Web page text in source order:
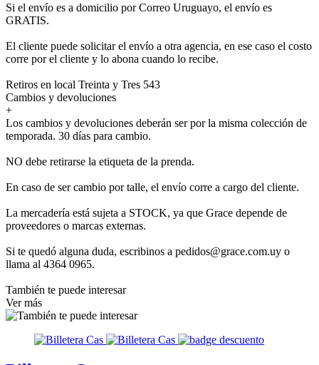
Si el envío es a domicilio por Correo Uruguayo, el envío es
GRATIS.
El cliente puede solicitar el envío a otra agencia, en ese caso el costo
corre por el cliente y lo abona cuando lo recibe.
Retiros en local Treinta y Tres 543
Cambios y devoluciones
+
Los cambios y devoluciones deberán ser por la misma colección de
temporada. 30 días para cambio.
NO debe retirarse la etiqueta de la prenda.
En caso de ser cambio por talle, el envío corre a cargo del cliente.
La mercadería está sujeta a STOCK, ya que Grace depende de
proveedores o marcas externas.
Si te quedó alguna duda, escribinos a pedidos@grace.com.uy o
llama al 4364 0965.
También te puede interesar
Ver más